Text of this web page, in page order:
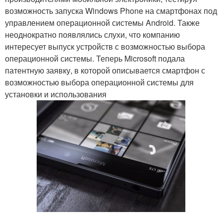
возможность запуска Windows Phone на смартфонах под
управлением операционной системы Android. Также
неоднократно появлялись слухи, что компанию
интересует выпуск устройств с возможностью выбора
операционной системы. Теперь Microsoft подала
патентную заявку, в которой описывается смартфон с
возможностью выбора операционной системы для
установки и использования